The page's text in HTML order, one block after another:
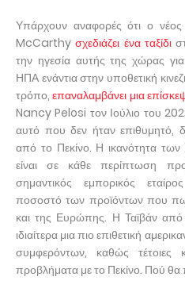
Υπάρχουν αναφορές ότι ο
McCarthyσχεδιάζει ένα ταξίδι
την ηγεσία αυτής της χώρας
ΗΠΑ ενάντια στην υποθετική
τρόπο,επαναλαμβάνει μια
Nancy Pelosi τον Ιούλιο του
αυτό που δεν ήταν επιθυμητό,
από το Πεκίνο. Η ικανότητα
είναι σε κάθε περίπτωση
σημαντικός εμπορικός
ποσοστό των προϊόντων που
και της Ευρώπης. Η Ταϊβάν από
ιδιαίτερα μια πιο επιθετική
συμφερόντων, καθώς τέτοιες
προβλήματα με το Πεκίνο. Πού θα